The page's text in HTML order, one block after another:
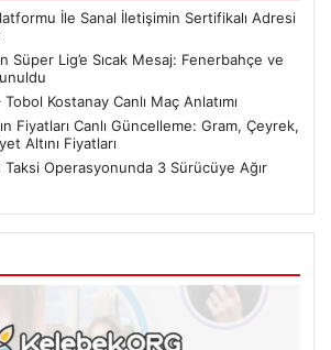
İle Sanal İletişimin Sertifikalı Adresi
Süper Lig’e Sıcak Mesaj: Fenerbahçe ve
Kostanay Canlı Maç Anlatımı
Fiyatları Canlı Güncelleme: Gram, Çeyrek,
Altını Fiyatları
Taksi Operasyonunda 3 Sürücüye Ağır